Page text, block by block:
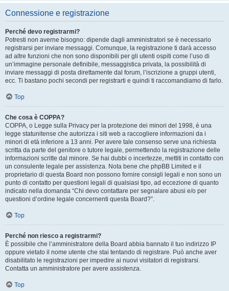
Connessione e registrazione
Perché devo registrarmi?
Potresti non averne bisogno: dipende dagli amministratori se è necessario
registrarsi per inviare messaggi. Comunque, la registrazione ti darà accesso
ad altre funzioni che non sono disponibili per gli utenti ospiti come l’uso di
un’immagine personale definibile, messaggistica privata, la possibilità di
inviare messaggi di posta direttamente dal forum, l’iscrizione a gruppi utenti,
ecc. Ti bastano pochi secondi per registrarti e quindi ti raccomandiamo di farlo.
Top
Che cosa è COPPA?
COPPA, o Legge sulla Privacy per la protezione dei minori del 1998, è una
legge statunitense che autorizza i siti web a raccogliere informazioni da i
minori di età inferiore a 13 anni. Per avere tale consenso serve una richiesta
scritta da parte del genitore o tutore legale, permettendo la registrazione delle
informazioni scritte dal minore. Se hai dubbi o incertezze, mettiti in contatto con
un consulente legale per assistenza. Nota bene che phpBB Limited e il
proprietario di questa Board non possono fornire consigli legali e non sono un
punto di contatto per questioni legali di qualsiasi tipo, ad eccezione di quanto
indicato nella domanda “Chi devo contattare per segnalare abusi e/o per
questioni d’ordine legale concernenti questa Board?”.
Top
Perché non riesco a registrarmi?
È possibile che l’amministratore della Board abbia bannato il tuo indirizzo IP
oppure vietato il nome utente che stai tentando di registrare. Può anche aver
disabilitato le registrazioni per impedire ai nuovi visitatori di registrarsi.
Contatta un amministratore per avere assistenza.
Top